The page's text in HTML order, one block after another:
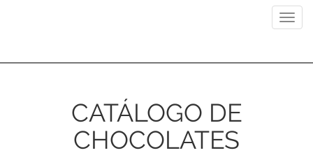
CATÁLOGO DE
CHOCOLATES
Next